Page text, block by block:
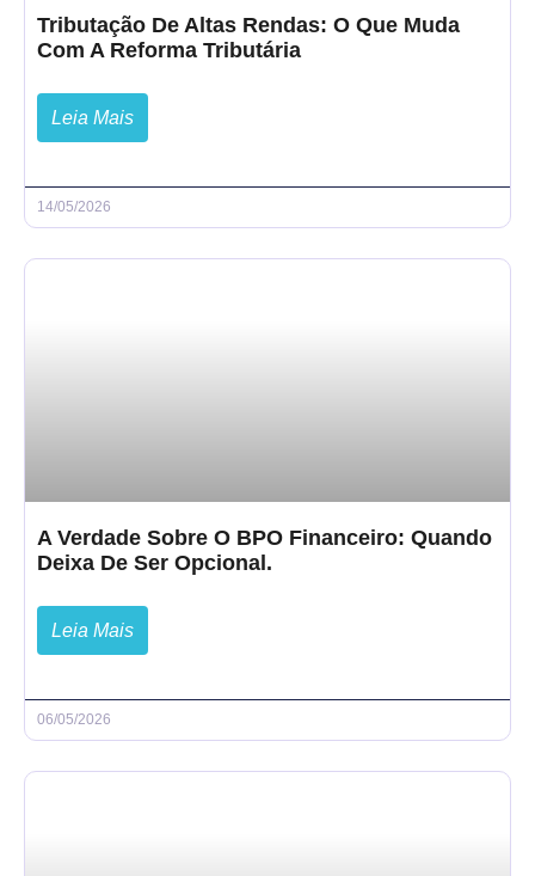
Tributação De Altas Rendas: O Que Muda
Com A Reforma Tributária
Leia Mais
14/05/2026
A Verdade Sobre O BPO Financeiro: Quando
Deixa De Ser Opcional.
Leia Mais
06/05/2026